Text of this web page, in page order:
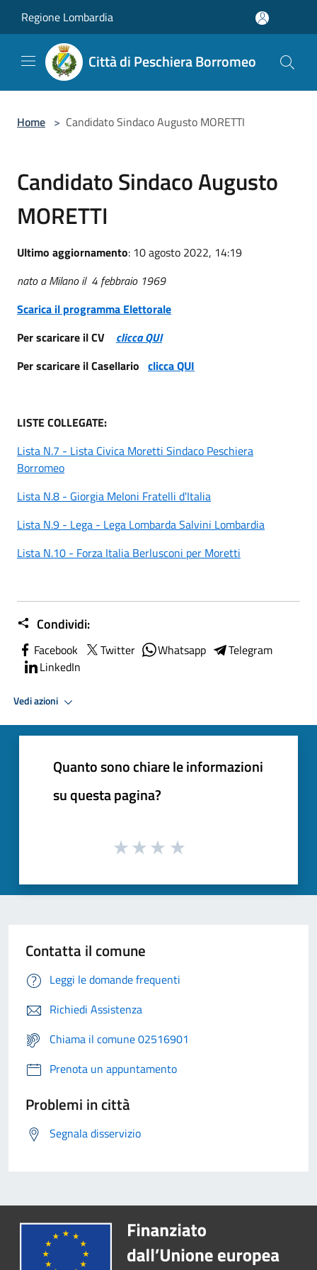
Regione Lombardia
Città di Peschiera Borromeo
Home > Candidato Sindaco Augusto MORETTI
Candidato Sindaco Augusto
MORETTI
Ultimo aggiornamento: 10 agosto 2022, 14:19
nato a Milano il 4 febbraio 1969
Scarica il programma Elettorale
Per scaricare il CV clicca QUI
Per scaricare il Casellario clicca QUI
LISTE COLLEGATE:
Lista N.7 - Lista Civica Moretti Sindaco Peschiera
Borromeo
Lista N.8 - Giorgia Meloni Fratelli d'Italia
Lista N.9 - Lega - Lega Lombarda Salvini Lombardia
Lista N.10 - Forza Italia Berlusconi per Moretti
Condividi:
Facebook Twitter Whatsapp
Telegram
LinkedIn
Vedi azioni
Quanto sono chiare le informazioni
su questa pagina?
Contatta il comune
Leggi le domande frequenti
Richiedi Assistenza
Chiama il comune 02516901
Prenota un appuntamento
Problemi in città
Segnala disservizio